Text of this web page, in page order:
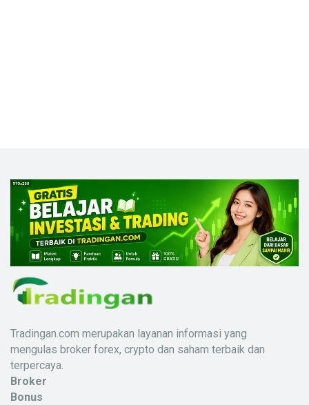
Tradingan.com merupakan layanan informasi yang
mengulas broker forex, crypto dan saham terbaik dan
terpercaya.
Broker
Bonus